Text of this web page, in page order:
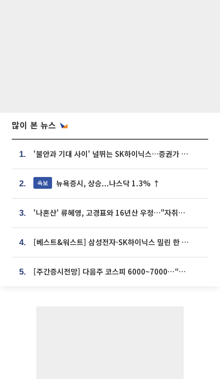
많이 본 뉴스
1. '불안과 기대 사이' 널뛰는 SK하이닉스…증권가 "HBM4·LTA 기반 펀터멘털 견고"
2. 속보 뉴욕증시, 상승...나스닥 1.3% ↑
3. '나혼산' 류혜영, 고경표와 16년산 우정…"자취방서 부모님과 마주쳐"
4. [베스트&워스트] 삼성전자·SK하이닉스 밀린 한 주…상상인증권은 85% 급등
5. [주간증시전망] 다음주 코스피 6000~7000⋯“外人 수급은 정책이 변수”